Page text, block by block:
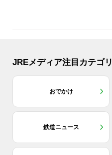
JREメディア注目カテゴリ
おでかけ
鉄道ニュース